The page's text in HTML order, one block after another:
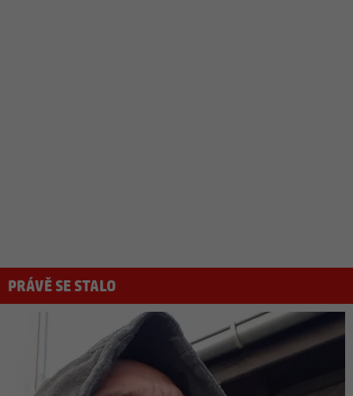
PRÁVĚ SE STALO